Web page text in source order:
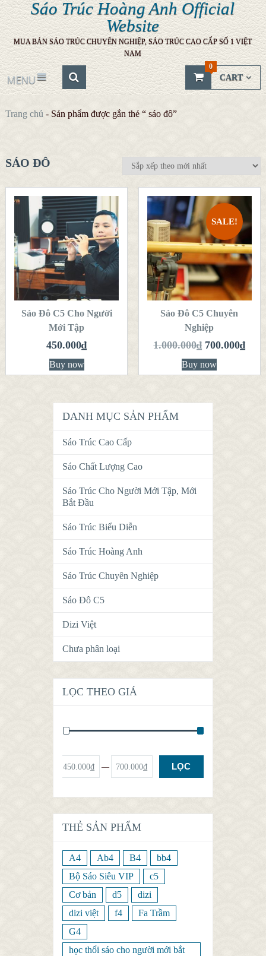
Sáo Trúc Hoàng Anh Official
Website
MUA BÁN SÁO TRÚC CHUYÊN NGHIỆP, SÁO TRÚC CAO CẤP SỐ 1 VIỆT
NAM
MENU CART
0
Trang chủ - Sản phẩm được gắn thẻ “ sáo đô”
SÁO ĐÔ
QUICK LOOK
VIEW DETAILS
THÊM VÀO
GIỎ HÀNG
Sáo Đô C5 Cho Người
Mới Tập
450.000₫
Buy now
SALE!
QUICK LOOK
VIEW DETAILS
THÊM VÀO
GIỎ HÀNG
Sáo Đô C5 Chuyên
Nghiệp
1.000.000₫ 700.000₫
Buy now
DANH MỤC SẢN PHẨM
Sáo Trúc Cao Cấp
Sáo Chất Lượng Cao
Sáo Trúc Cho Người Mới Tập, Mới
Bắt Đầu
Sáo Trúc Biểu Diễn
Sáo Trúc Hoàng Anh
Sáo Trúc Chuyên Nghiệp
Sáo Đô C5
Dizi Việt
Chưa phân loại
LỌC THEO GIÁ
LỌC
450.000₫ — 700.000₫
THẺ SẢN PHẨM
A4 Ab4 B4
bb4
Bộ Sáo Siêu VIP
c5
Cơ bản
d5
dizi
dizi việt
f4
Fa Trầm
G4
học thổi sáo cho người mới bắt